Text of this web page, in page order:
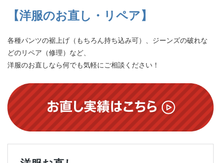
【洋服のお直し・リペア】
各種パンツの裾上げ（もちろん持ち込み可）、ジーンズの破れな
どのリペア（修理）など、
洋服のお直しなら何でも気軽にご相談ください！